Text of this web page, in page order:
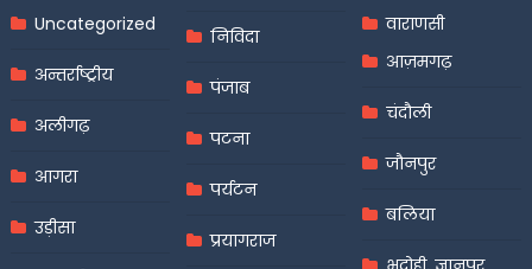
Uncategorized
अन्तर्राष्ट्रीय
अलीगढ़
आगरा
उड़ीसा
निविदा
पंजाब
पटना
पर्यटन
प्रयागराज
वाराणसी
आज़मगढ़
चंदौली
जौनपुर
बलिया